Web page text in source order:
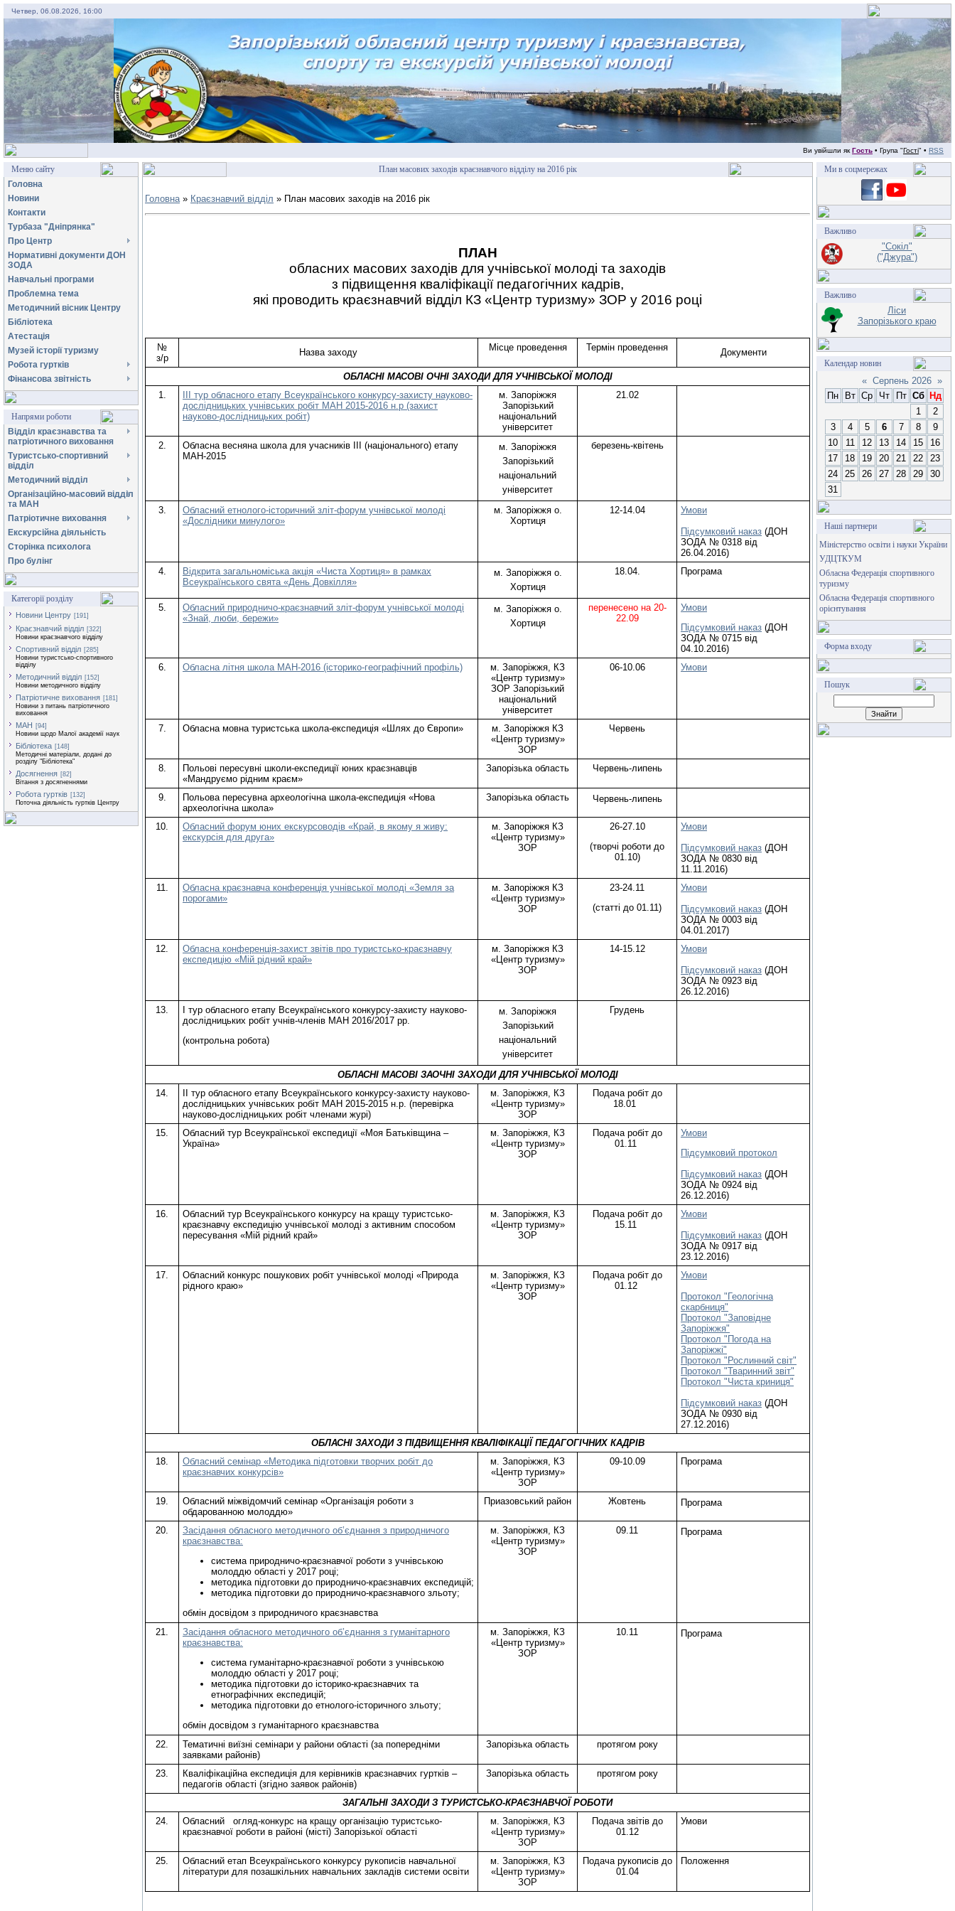
Четвер, 06.08.2026, 16:00
Ви увійшли як Гость • Група "Гості" • RSS
Меню сайту
Головна
Новини
Контакти
Турбаза "Дніпрянка"
Про Центр
Нормативні документи ДОН
ЗОДА
Навчальні програми
Проблемна тема
Методичний вісник Центру
Бібліотека
Атестація
Музей історії туризму
Робота гуртків
Фінансова звітність
Напрями роботи
Відділ краєзнавства та
патріотичного виховання
Туристсько-спортивний
відділ
Методичний відділ
Організаційно-масовий відділ
та МАН
Патріотичне виховання
Екскурсійна діяльність
Сторінка психолога
Про булінг
Категорії розділу
Новини Центру [191]
Краєзнавчий відділ [322]
Новини краєзнавчого відділу
Спортивний відділ [285]
Новини туристсько-спортивного
відділу
Методичний відділ [152]
Новини методичного відділу
Патріотичне виховання [181]
Новини з питань патріотичного
виховання
МАН [94]
Новини щодо Малої академії наук
Бібліотека [148]
Методичні матеріали, додані до
розділу "Бібліотека"
Досягнення [82]
Вітання з досягненнями
Робота гуртків [132]
Поточна діяльність гуртків Центру
План масових заходів краєзнавчого відділу на 2016 рік
Головна» Краєзнавчий відділ » План масових заходів на 2016 рік
ПЛАН
обласних масових заходів для учнівської молоді та заходів
з підвищення кваліфікації педагогічних кадрів,
які проводить краєзнавчий відділ КЗ «Центр туризму» ЗОР у 2016 році
№
з/р
Назва заходу Місце проведення Термін проведення Документи
ОБЛАСНІ МАСОВІ ОЧНІ ЗАХОДИ ДЛЯ УЧНІВСЬКОЇ МОЛОДІ
1.
ІІІ тур обласного етапу Всеукраїнського конкурсу-захисту науково-
дослідницьких учнівських робіт МАН 2015-2016 н.р (захист
науково-дослідницьких робіт)
м. Запоріжжя
Запорізький
національний
університет
21.02
2.
Обласна весняна школа для учасників ІІІ (національного) етапу
МАН-2015
м. Запоріжжя
Запорізький
національний
університет
березень-квітень
3.
Обласний етнолого-історичний зліт-форум учнівської молоді
«Дослідники минулого»
м. Запоріжжя о.
Хортиця
12-14.04
Умови
Підсумковий наказ (ДОН
ЗОДА № 0318 від
26.04.2016)
4.
Відкрита загальноміська акція «Чиста Хортиця» в рамках
Всеукраїнського свята «День Довкілля»
м. Запоріжжя о.
Хортиця
18.04. Програма
5.
Обласний природничо-краєзнавчий зліт-форум учнівської молоді
«Знай, люби, бережи»
м. Запоріжжя о.
Хортиця
перенесено на 20-
22.09
Умови
Підсумковий наказ (ДОН
ЗОДА № 0715 від
04.10.2016)
6.
Обласна літня школа МАН-2016 (історико-географічний профіль)
м. Запоріжжя, КЗ
«Центр туризму»
ЗОР Запорізький
національний
університет
06-10.06 Умови
7. Обласна мовна туристська школа-експедиція «Шлях до Європи»
м. Запоріжжя КЗ
«Центр туризму»
ЗОР
Червень
8.
Польові пересувні школи-експедиції юних краєзнавців
«Мандруємо рідним краєм»
Запорізька область Червень-липень
9.
Польова пересувна археологічна школа-експедиція «Нова
археологічна школа»
Запорізька область Червень-липень
10.
Обласний форум юних екскурсоводів «Край, в якому я живу:
екскурсія для друга»
м. Запоріжжя КЗ
«Центр туризму»
ЗОР
26-27.10
(творчі роботи до
01.10)
Умови
Підсумковий наказ (ДОН
ЗОДА № 0830 від
11.11.2016)
11.
Обласна краєзнавча конференція учнівської молоді «Земля за
порогами»
м. Запоріжжя КЗ
«Центр туризму»
ЗОР
23-24.11
(статті до 01.11)
Умови
Підсумковий наказ (ДОН
ЗОДА № 0003 від
04.01.2017)
12.
Обласна конференція-захист звітів про туристсько-краєзнавчу
експедицію «Мій рідний край»
м. Запоріжжя КЗ
«Центр туризму»
ЗОР
14-15.12
Умови
Підсумковий наказ (ДОН
ЗОДА № 0923 від
26.12.2016)
13.
І тур обласного етапу Всеукраїнського конкурсу-захисту науково-
дослідницьких робіт учнів-членів МАН 2016/2017 рр.
(контрольна робота)
м. Запоріжжя
Запорізький
національний
університет
Грудень
ОБЛАСНІ МАСОВІ ЗАОЧНІ ЗАХОДИ ДЛЯ УЧНІВСЬКОЇ МОЛОДІ
14.
ІІ тур обласного етапу Всеукраїнського конкурсу-захисту науково-
дослідницьких учнівських робіт МАН 2015-2015 н.р. (перевірка
науково-дослідницьких робіт членами журі)
м. Запоріжжя, КЗ
«Центр туризму»
ЗОР
Подача робіт до
18.01
15.
Обласний тур Всеукраїнської експедиції «Моя Батьківщина –
Україна»
м. Запоріжжя, КЗ
«Центр туризму»
ЗОР
Подача робіт до
01.11
Умови
Підсумковий протокол
Підсумковий наказ (ДОН
ЗОДА № 0924 від
26.12.2016)
16.
Обласний тур Всеукраїнського конкурсу на кращу туристсько-
краєзнавчу експедицію учнівської молоді з активним способом
пересування «Мій рідний край»
м. Запоріжжя, КЗ
«Центр туризму»
ЗОР
Подача робіт до
15.11
Умови
Підсумковий наказ (ДОН
ЗОДА № 0917 від
23.12.2016)
17.
Обласний конкурс пошукових робіт учнівської молоді «Природа
рідного краю»
м. Запоріжжя, КЗ
«Центр туризму»
ЗОР
Подача робіт до
01.12
Умови
Протокол "Геологічна
скарбниця"
Протокол "Заповідне
Запоріжжя"
Протокол "Погода на
Запоріжжі"
Протокол "Рослинний світ"
Протокол "Тваринний звіт"
Протокол "Чиста криниця"
Підсумковий наказ (ДОН
ЗОДА № 0930 від
27.12.2016)
ОБЛАСНІ ЗАХОДИ З ПІДВИЩЕННЯ КВАЛІФІКАЦІЇ ПЕДАГОГІЧНИХ КАДРІВ
18.
Обласний семінар «Методика підготовки творчих робіт до
краєзнавчих конкурсів»
м. Запоріжжя, КЗ
«Центр туризму»
ЗОР
09-10.09 Програма
19.
Обласний міжвідомчий семінар «Організація роботи з
обдарованною молоддю»
Приазовський район Жовтень Програма
20.
Засідання обласного методичного об’єднання з природничого
краєзнавства:
система природничо-краєзнавчої роботи з учнівською
молоддю області у 2017 році;
методика підготовки до природничо-краєзнавчих експедицій;
методика підготовки до природничо-краєзнавчого зльоту;
обмін досвідом з природничого краєзнавства
м. Запоріжжя, КЗ
«Центр туризму»
ЗОР
09.11 Програма
21.
Засідання обласного методичного об’єднання з гуманітарного
краєзнавства:
система гуманітарно-краєзнавчої роботи з учнівською
молоддю області у 2017 році;
методика підготовки до історико-краєзнавчих та
етнографічних експедицій;
методика підготовки до етнолого-історичного зльоту;
обмін досвідом з гуманітарного краєзнавства
м. Запоріжжя, КЗ
«Центр туризму»
ЗОР
10.11 Програма
22.
Тематичні виїзні семінари у райони області (за попередніми
заявками районів)
Запорізька область протягом року
23.
Кваліфікаційна експедиція для керівників краєзнавчих гуртків –
педагогів області (згідно заявок районів)
Запорізька область протягом року
ЗАГАЛЬНІ ЗАХОДИ З ТУРИСТСЬКО-КРАЄЗНАВЧОЇ РОБОТИ
24.
Обласний огляд-конкурс на кращу організацію туристсько-
краєзнавчої роботи в районі (місті) Запорізької області
м. Запоріжжя, КЗ
«Центр туризму»
ЗОР
Подача звітів до
01.12
Умови
25.
Обласний етап Всеукраїнського конкурсу рукописів навчальної
літератури для позашкільних навчальних закладів системи освіти
м. Запоріжжя, КЗ
«Центр туризму»
ЗОР
Подача рукописів до
01.04
Положення
Ми в соцмережах
Важливо
"Сокіл"
("Джура")
Важливо
Ліси
Запорізького краю
Календар новин
« Серпень 2026 »
Пн
Вт Ср Чт Пт Сб
Нд
1
2
3
4 5 6 7 8
9
10
11 12 13 14 15
16
17
18 19 20 21 22
23
24
25 26 27 28 29
30
31
Наші партнери
Міністерство освіти і науки України
УДЦТКУМ
Обласна Федерація спортивного
туризму
Обласна Федерація спортивного
орієнтування
Форма входу
Пошук